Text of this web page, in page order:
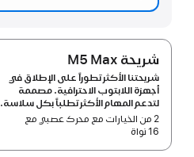
شريحة M5 Max‏
شريحتنا الأكثر تطوراً على الإطلاق في
أجهزة اللابتوب الاحترافية. مصممة
لتدعم المهام الأكثر تطلباً بكل سلاسة.
2 من الخيارات مع محرك عصبي مع
16 نواة